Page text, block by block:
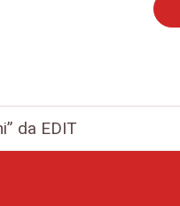
da EDIT